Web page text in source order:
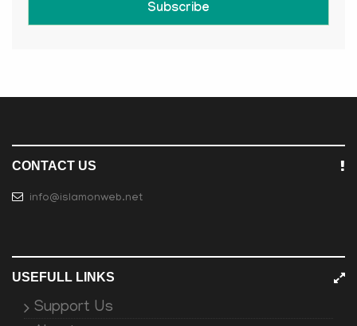
Subscribe
CONTACT US
info@islamonweb.net
USEFULL LINKS
Support Us